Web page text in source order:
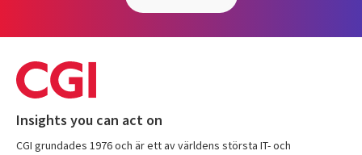
Insights you can act on
CGI grundades 1976 och är ett av världens största IT- och